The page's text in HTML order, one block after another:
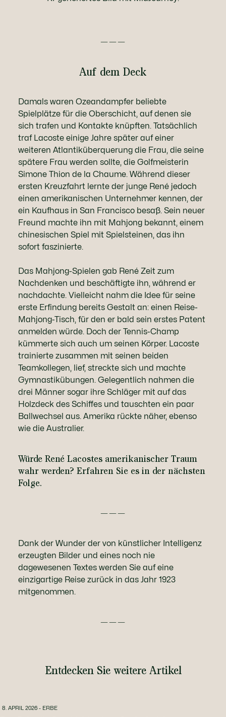
———
Auf dem Deck
Damals waren Ozeandampfer beliebte
Spielplätze für die Oberschicht, auf denen sie
sich trafen und Kontakte knüpften. Tatsächlich
traf Lacoste einige Jahre später auf einer
weiteren Atlantiküberquerung die Frau, die seine
spätere Frau werden sollte, die Golfmeisterin
Simone Thion de la Chaume. Während dieser
ersten Kreuzfahrt lernte der junge René jedoch
einen amerikanischen Unternehmer kennen, der
ein Kaufhaus in San Francisco besaß. Sein neuer
Freund machte ihn mit Mahjong bekannt, einem
chinesischen Spiel mit Spielsteinen, das ihn
sofort faszinierte.
Das Mahjong-Spielen gab René Zeit zum
Nachdenken und beschäftigte ihn, während er
nachdachte. Vielleicht nahm die Idee für seine
erste Erfindung bereits Gestalt an: einen Reise-
Mahjong-Tisch, für den er bald sein erstes Patent
anmelden würde. Doch der Tennis-Champ
kümmerte sich auch um seinen Körper. Lacoste
trainierte zusammen mit seinen beiden
Teamkollegen, lief, streckte sich und machte
Gymnastikübungen. Gelegentlich nahmen die
drei Männer sogar ihre Schläger mit auf das
Holzdeck des Schiffes und tauschten ein paar
Ballwechsel aus. Amerika rückte näher, ebenso
wie die Australier.
Würde René Lacostes amerikanischer Traum
wahr werden? Erfahren Sie es in der nächsten
Folge.
———
Dank der Wunder der von künstlicher Intelligenz
erzeugten Bilder und eines noch nie
dagewesenen Textes werden Sie auf eine
einzigartige Reise zurück in das Jahr 1923
mitgenommen.
———
Entdecken Sie weitere Artikel
8. APRIL 2026 - ERBE